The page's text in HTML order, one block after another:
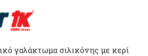
γαλάκτωμα σιλικόνης με κερί